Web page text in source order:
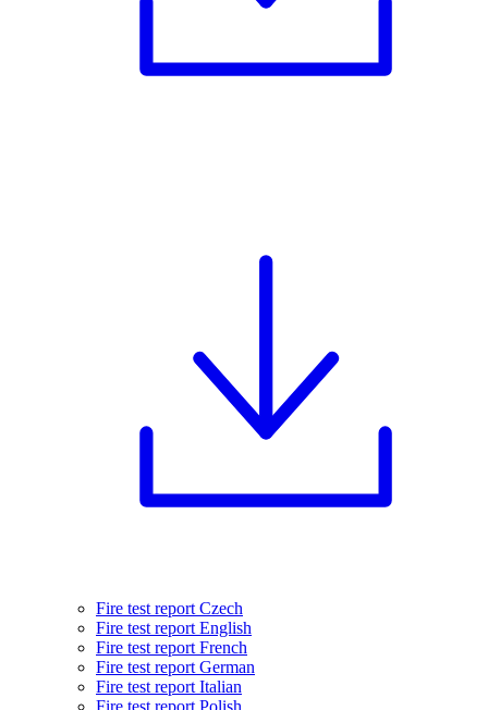
Fire test report Czech
Fire test report English
Fire test report French
Fire test report German
Fire test report Italian
Fire test report Polish